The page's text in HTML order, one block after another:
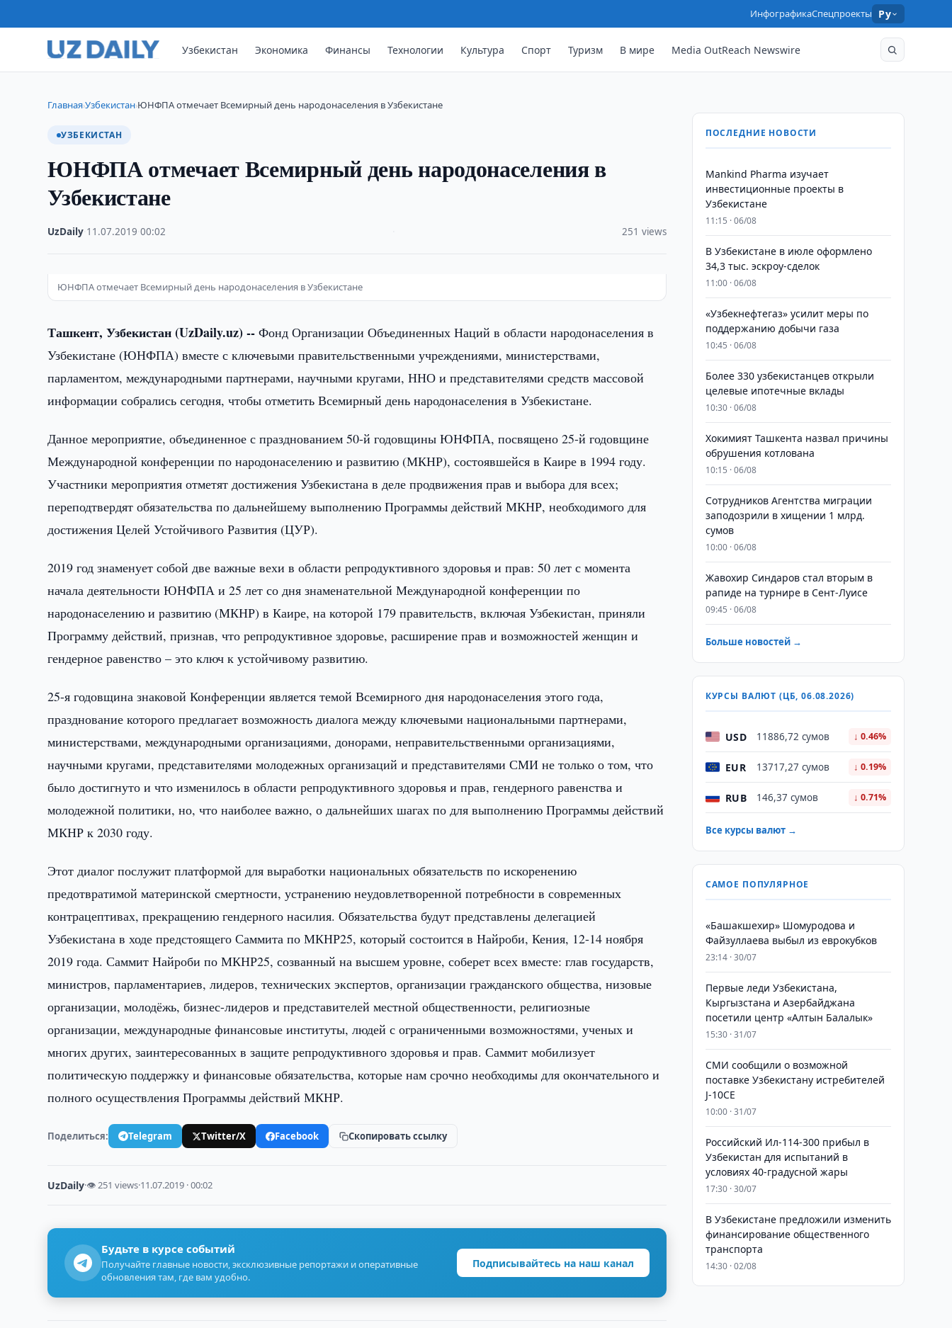
ИнфографикаСпецпроекты Ру
Узбекистан Экономика Финансы Технологии Культура Спорт Туризм В мире Media OutReach Newswire
Главная›Узбекистан›ЮНФПА отмечает Всемирный день народонаселения в Узбекистане
УЗБЕКИСТАН
ЮНФПА отмечает Всемирный день народонаселения в
Узбекистане
UzDaily 11.07.2019 ·00:02 251 views
ЮНФПА отмечает Всемирный день народонаселения в Узбекистане
Ташкент, Узбекистан (UzDaily.uz) --Фонд Организации Объединенных Наций в области народонаселения в
Узбекистане (ЮНФПА) вместе с ключевыми правительственными учреждениями, министерствами,
парламентом, международными партнерами, научными кругами, ННО и представителями средств массовой
информации собрались сегодня, чтобы отметить Всемирный день народонаселения в Узбекистане.
Данное мероприятие, объединенное с празднованием 50-й годовщины ЮНФПА, посвящено 25-й годовщине
Международной конференции по народонаселению и развитию (МКНР), состоявшейся в Каире в 1994 году.
Участники мероприятия отметят достижения Узбекистана в деле продвижения прав и выбора для всех;
переподтвердят обязательства по дальнейшему выполнению Программы действий МКНР, необходимого для
достижения Целей Устойчивого Развития (ЦУР).
2019 год знаменует собой две важные вехи в области репродуктивного здоровья и прав: 50 лет с момента
начала деятельности ЮНФПА и 25 лет со дня знаменательной Международной конференции по
народонаселению и развитию (МКНР) в Каире, на которой 179 правительств, включая Узбекистан, приняли
Программу действий, признав, что репродуктивное здоровье, расширение прав и возможностей женщин и
гендерное равенство – это ключ к устойчивому развитию.
25-я годовщина знаковой Конференции является темой Всемирного дня народонаселения этого года,
празднование которого предлагает возможность диалога между ключевыми национальными партнерами,
министерствами, международными организациями, донорами, неправительственными организациями,
научными кругами, представителями молодежных организаций и представителями СМИ не только о том, что
было достигнуто и что изменилось в области репродуктивного здоровья и прав, гендерного равенства и
молодежной политики, но, что наиболее важно, о дальнейших шагах по для выполнению Программы действий
МКНР к 2030 году.
Этот диалог послужит платформой для выработки национальных обязательств по искоренению
предотвратимой материнской смертности, устранению неудовлетворенной потребности в современных
контрацептивах, прекращению гендерного насилия. Обязательства будут представлены делегацией
Узбекистана в ходе предстоящего Саммита по МКНР25, который состоится в Найроби, Кения, 12-14 ноября
2019 года. Саммит Найроби по МКНР25, созванный на высшем уровне, соберет всех вместе: глав государств,
министров, парламентариев, лидеров, технических экспертов, организации гражданского общества, низовые
организации, молодёжь, бизнес-лидеров и представителей местной общественности, религиозные
организации, международные финансовые институты, людей с ограниченными возможностями, ученых и
многих других, заинтересованных в защите репродуктивного здоровья и прав. Саммит мобилизует
политическую поддержку и финансовые обязательства, которые нам срочно необходимы для окончательного и
полного осуществления Программы действий МКНР.
Поделиться: Telegram Twitter/X Facebook Скопировать ссылку
UzDaily·👁 251 views·11.07.2019 · 00:02
Будьте в курсе событий
Получайте главные новости, эксклюзивные репортажи и оперативные
обновления там, где вам удобно.
Подписывайтесь на наш канал
ПОСЛЕДНИЕ НОВОСТИ
Mankind Pharma изучает
инвестиционные проекты в
Узбекистане
11:15 · 06/08
В Узбекистане в июле оформлено
34,3 тыс. эскроу-сделок
11:00 · 06/08
«Узбекнефтегаз» усилит меры по
поддержанию добычи газа
10:45 · 06/08
Более 330 узбекистанцев открыли
целевые ипотечные вклады
10:30 · 06/08
Хокимият Ташкента назвал причины
обрушения котлована
10:15 · 06/08
Сотрудников Агентства миграции
заподозрили в хищении 1 млрд.
сумов
10:00 · 06/08
Жавохир Синдаров стал вторым в
рапиде на турнире в Сент-Луисе
09:45 · 06/08
Больше новостей →
КУРСЫ ВАЛЮТ (ЦБ, 06.08.2026)
USD 11886,72 сумов ↓ 0.46%
EUR 13717,27 сумов ↓ 0.19%
RUB 146,37 сумов ↓ 0.71%
Все курсы валют →
САМОЕ ПОПУЛЯРНОЕ
«Башакшехир» Шомуродова и
Файзуллаева выбыл из еврокубков
23:14 · 30/07
Первые леди Узбекистана,
Кыргызстана и Азербайджана
посетили центр «Алтын Балалык»
15:30 · 31/07
СМИ сообщили о возможной
поставке Узбекистану истребителей
J-10CE
10:00 · 31/07
Российский Ил-114-300 прибыл в
Узбекистан для испытаний в
условиях 40-градусной жары
17:30 · 30/07
В Узбекистане предложили изменить
финансирование общественного
транспорта
14:30 · 02/08